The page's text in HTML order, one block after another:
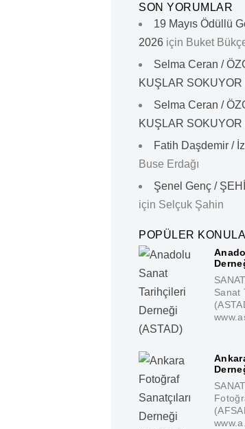
SON YORUMLAR
19 Mayıs Ödüllü
2026 için Buket
Selma Ceran /
KUŞLAR SOKUYOR
Selma Ceran /
KUŞLAR SOKUYOR
Fatih Daşdemir /
Buse Erdağı
Şenel Genç /
için Selçuk Şahin
POPÜLER
Sanat
www.a..